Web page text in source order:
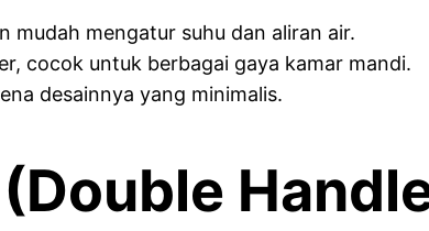
mudah mengatur suhu dan aliran air.
cocok untuk berbagai gaya kamar mandi.
desainnya yang minimalis.